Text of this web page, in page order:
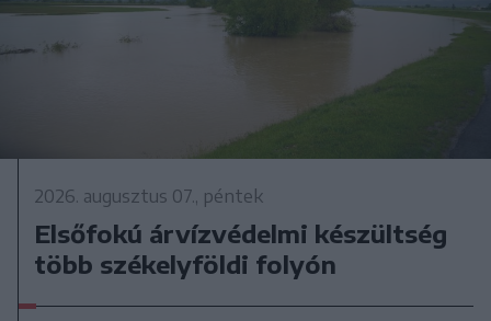
2026. augusztus 07., péntek
Elsőfokú árvízvédelmi készültség
több székelyföldi folyón